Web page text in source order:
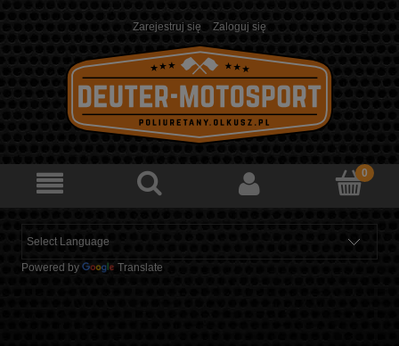
Zarejestruj się Zaloguj się
Powered by Translate